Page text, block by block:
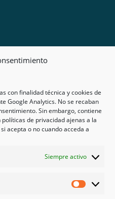
con finalidad técnica y cookies de
Google Analytics. No se recaban
Sin embargo, contiene
de privacidad ajenas a la
acepta o no cuando acceda a
Siempre activo